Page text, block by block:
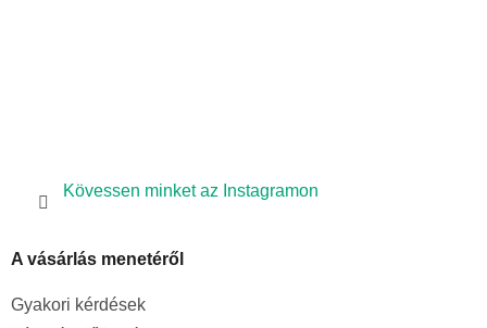
Kövessen minket az Instagramon
A vásárlás menetéről
Gyakori kérdések